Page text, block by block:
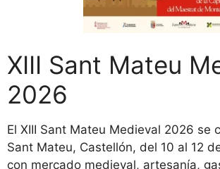
XIII Sant Mateu
2026
El XIII Sant Mateu Medieval 2026 se
Sant Mateu, Castellón, del 10 al 12
con mercado medieval, artesanía,